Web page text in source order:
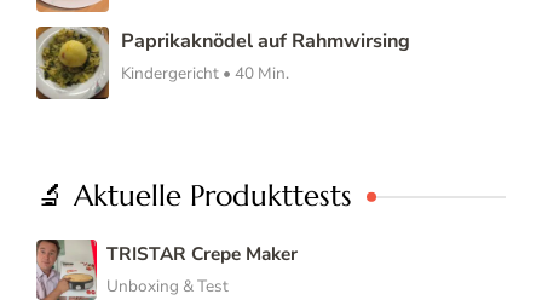
Paprikaknödel auf Rahmwirsing
Kindergericht • 40 Min.
🔬 Aktuelle Produkttests
TRISTAR Crepe Maker
Unboxing & Test